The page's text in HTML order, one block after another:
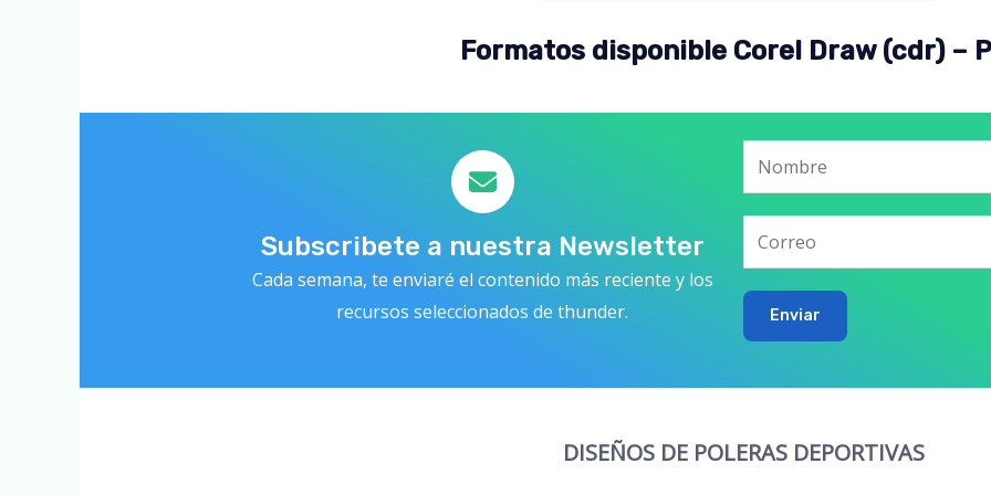
Formatos disponible Corel Draw (cdr) –
Subscribete a nuestra Newsletter
Cada semana, te enviaré el contenido más reciente y los
recursos seleccionados de thunder.
Enviar
DISEÑOS DE POLERAS DEPORTIVAS